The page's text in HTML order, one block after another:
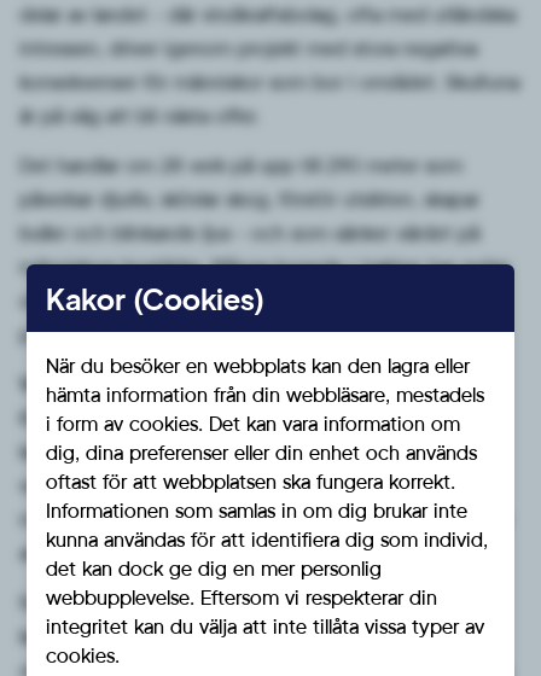
delar av landet – där vindkraftsbolag, ofta med utländska
intressen, driver igenom projekt med stora negativa
konsekvenser för människor som bor i området. Skultuna
är på väg att bli nästa offer.
Det handlar om 28 verk på upp till 290 meter som
påverkar djurliv, skövlar skog, förstör utsikten, skapar
buller och blinkande ljus – och som sänker värdet på
människors bostäder. Många boende i trakten har redan
uttryckt sin oro, men upplever att de inte blir lyssnade
på. Det är djupt odemokratiskt.
Vindkraft är dessutom inte den stabila, miljövänliga
lösning som många vill ge sken av. Enligt svensk
lagstiftning räknas vindkraftverk som miljöfarlig
verksamhet. Till det ska läggas de enorma
miljökostnaderna för tillverkning, drift och avveckling av
anläggningarna.
Sverigedemokraterna menar att den svenska
landsbygden inte ska offras för symbolpolitik eller
undermåliga klimatlösningar. Vi står på de boendes sida.
Kakor (Cookies)
När du besöker en webbplats kan den lagra eller
hämta information från din webbläsare, mestadels
i form av cookies. Det kan vara information om
dig, dina preferenser eller din enhet och används
oftast för att webbplatsen ska fungera korrekt.
Informationen som samlas in om dig brukar inte
kunna användas för att identifiera dig som individ,
det kan dock ge dig en mer personlig
webbupplevelse. Eftersom vi respekterar din
integritet kan du välja att inte tillåta vissa typer av
cookies.